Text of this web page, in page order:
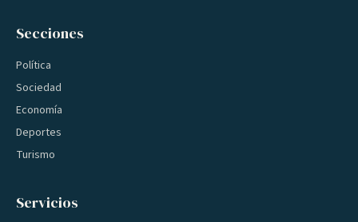
Secciones
Política
Sociedad
Economía
Deportes
Turismo
Servicios